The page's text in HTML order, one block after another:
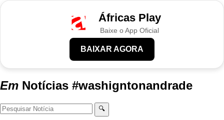
Áfricas Play
Baixe o App Oficial
BAIXAR AGORA
Em Notícias #washigntonandrade
🔍